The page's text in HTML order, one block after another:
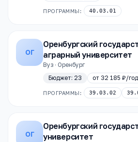
ПРОГРАММЫ: 40.03.01
ОГ
Оренбургский
аграрный университет
Вуз · Оренбург
Бюджет: 23 от 32 185 ₽/год
ПРОГРАММЫ: 39.03.02
ОГ
Оренбургский
университет